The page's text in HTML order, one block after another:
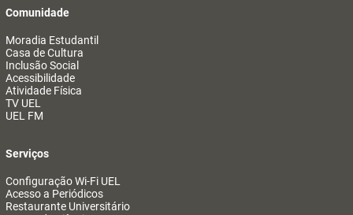
Comunidade
Moradia Estudantil
Casa de Cultura
Inclusão Social
Acessibilidade
Atividade Física
TV UEL
UEL FM
Serviços
Configuração Wi-Fi UEL
Acesso a Periódicos
Restaurante Universitário